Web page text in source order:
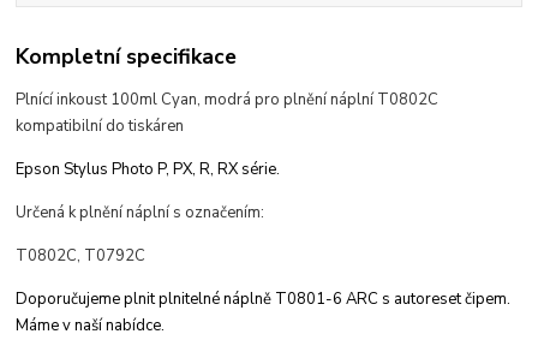
Kompletní specifikace
Plnící inkoust 100ml Cyan, modrá pro plnění náplní T0802C
kompatibilní do tiskáren
Epson Stylus Photo P, PX, R, RX série.
Určená k plnění náplní s označením:
T0802C, T0792C
Doporučujeme plnit plnitelné náplně T0801-6 ARC s autoreset čipem.
Máme v naší nabídce.